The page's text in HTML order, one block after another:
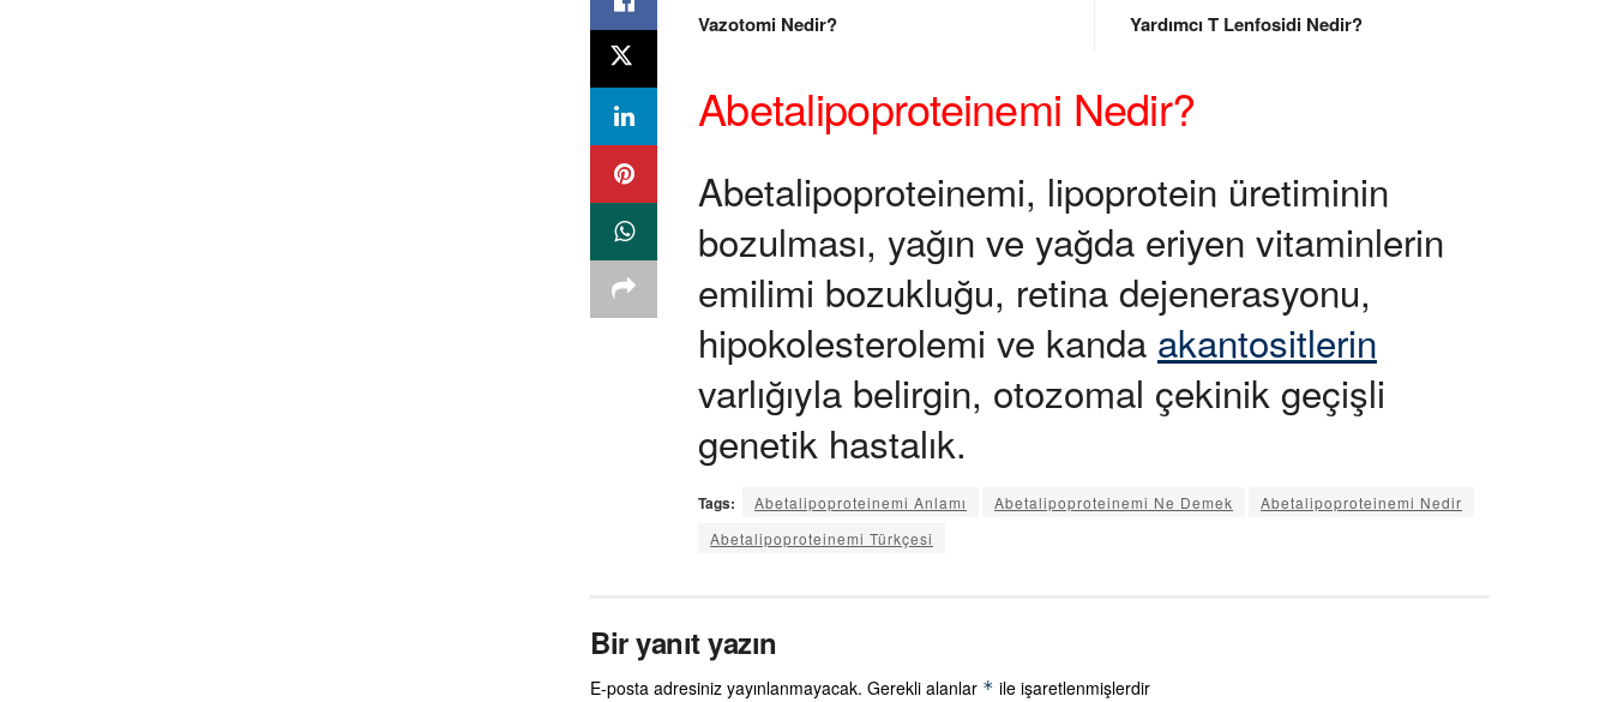
Vazotomi Nedir?
Yardımcı T Lenfosidi Nedir?
Abetalipoproteinemi Nedir?
Abetalipoproteinemi, lipoprotein üretiminin
bozulması, yağın ve yağda eriyen vitaminlerin
emilimi bozukluğu, retina dejenerasyonu,
hipokolesterolemi ve kanda akantositlerin
varlığıyla belirgin, otozomal çekinik geçişli
genetik hastalık.
Tags: Abetalipoproteinemi Anlamı Abetalipoproteinemi Ne Demek
Abetalipoproteinemi Nedir
Abetalipoproteinemi Türkçesi
Bir yanıt yazın
E-posta adresiniz yayınlanmayacak. Gerekli alanlar * ile işaretlenmişlerdir